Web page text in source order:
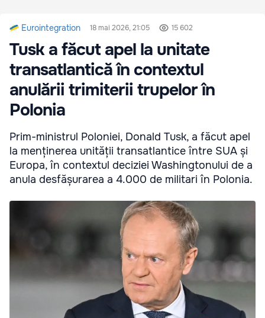
Eurointegration 18 mai 2026, 21:05 15 602
Tusk a făcut apel la unitate
transatlantică în contextul
anulării trimiterii trupelor în
Polonia
Prim-ministrul Poloniei, Donald Tusk, a făcut apel
la menținerea unității transatlantice între SUA și
Europa, în contextul deciziei Washingtonului de a
anula desfășurarea a 4.000 de militari în Polonia.